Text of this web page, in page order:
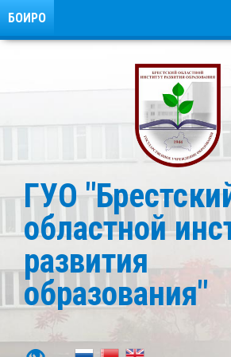
ГУО
областной
развития
образования"
БОИРО